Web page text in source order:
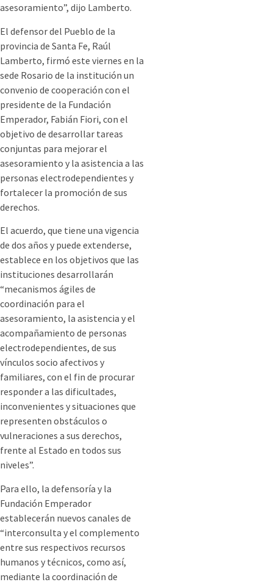
asesoramiento”, dijo Lamberto.
El defensor del Pueblo de la
provincia de Santa Fe, Raúl
Lamberto, firmó este viernes en la
sede Rosario de la institución un
convenio de cooperación con el
presidente de la Fundación
Emperador, Fabián Fiori, con el
objetivo de desarrollar tareas
conjuntas para mejorar el
asesoramiento y la asistencia a las
personas electrodependientes y
fortalecer la promoción de sus
derechos.
El acuerdo, que tiene una vigencia
de dos años y puede extenderse,
establece en los objetivos que las
instituciones desarrollarán
“mecanismos ágiles de
coordinación para el
asesoramiento, la asistencia y el
acompañamiento de personas
electrodependientes, de sus
vínculos socio afectivos y
familiares, con el fin de procurar
responder a las dificultades,
inconvenientes y situaciones que
representen obstáculos o
vulneraciones a sus derechos,
frente al Estado en todos sus
niveles”.
Para ello, la defensoría y la
Fundación Emperador
establecerán nuevos canales de
“interconsulta y el complemento
entre sus respectivos recursos
humanos y técnicos, como así,
mediante la coordinación de